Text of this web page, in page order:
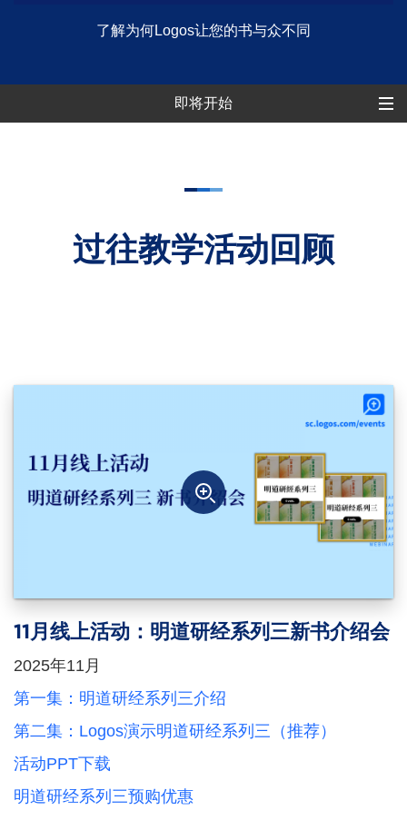
了解为何Logos让您的书与众不同
即将开始
关于Logos套装
过往教学活动回顾
11月线上活动：明道研经系列三新书介绍会
2025年11月
第一集：明道研经系列三介绍
第二集：Logos演示明道研经系列三（推荐）
活动PPT下载
明道研经系列三预购优惠